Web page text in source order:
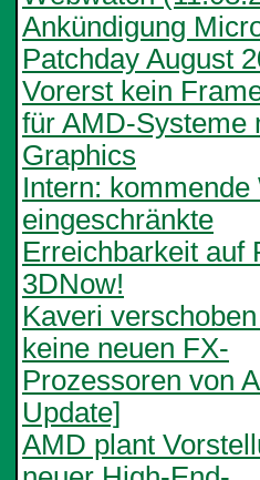
Ankündigung
Patchday August
Vorerst kein
für AMD-Systeme
Graphics
Intern: kommende
eingeschränkte
Erreichbarkeit auf
3DNow!
Kaveri
keine neuen FX-
Prozessoren von
Update]
AMD plant